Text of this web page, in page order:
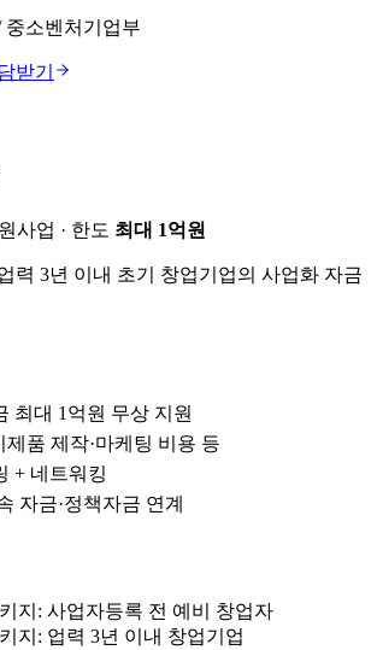
중소벤처기업부
받기
사업 · 한도 최대 1억원
력 3년 이내 초기 창업기업의 사업화 자금
최대 1억원 무상 지원
제품 제작·마케팅 비용 등
+ 네트워킹
자금·정책자금 연계
지: 사업자등록 전 예비 창업자
지: 업력 3년 이내 창업기업